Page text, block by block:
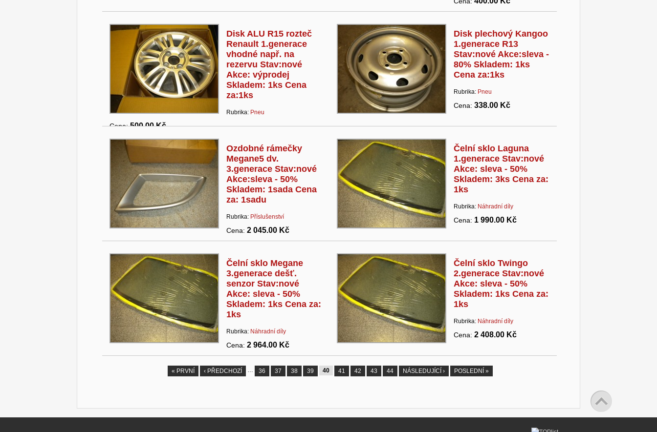
Disk ALU R15 rozteč
Renault 1.generace
vhodné např. na
rezervu Stav:nové
Akce: výprodej
Skladem: 1ks Cena
za:1ks
Rubrika: Pneu
Cena: 500.00 Kč
Disk plechový Kangoo
1.generace R13
Stav:nové Akce:sleva -
80% Skladem: 1ks
Cena za:1ks
Rubrika: Pneu
Cena: 338.00 Kč
Ozdobné rámečky
Megane5 dv.
3.generace Stav:nové
Akce:sleva - 50%
Skladem: 1sada Cena
za: 1sadu
Rubrika: Příslušenství
Cena: 2 045.00 Kč
Čelní sklo Laguna
1.generace Stav:nové
Akce: sleva - 50%
Skladem: 3ks Cena za:
1ks
Rubrika: Náhradní díly
Cena: 1 990.00 Kč
Čelní sklo Megane
3.generace dešť.
senzor Stav:nové
Akce: sleva - 50%
Skladem: 1ks Cena za:
1ks
Rubrika: Náhradní díly
Cena: 2 964.00 Kč
Čelní sklo Twingo
2.generace Stav:nové
Akce: sleva - 50%
Skladem: 1ks Cena za:
1ks
Rubrika: Náhradní díly
Cena: 2 408.00 Kč
« PRVNÍ ‹ PŘEDCHOZÍ … 36 37 38 39 40 41 42 43 44 NÁSLEDUJÍCÍ › POSLEDNÍ »